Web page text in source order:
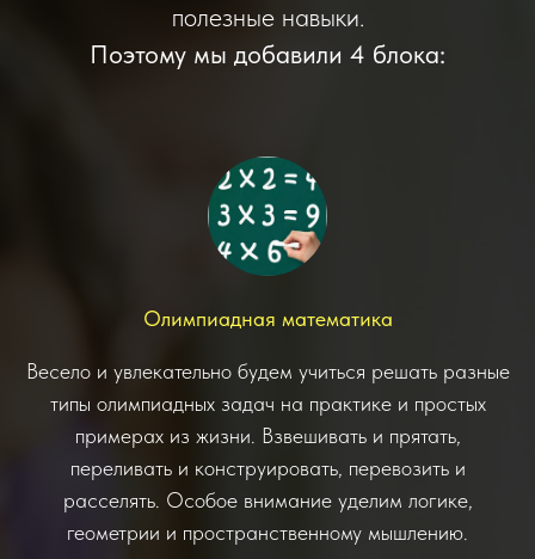
полезные навыки.
Поэтому мы добавили 4 блока:
Олимпиадная математика
Весело и увлекательно будем учиться решать разные
типы олимпиадных задач на практике и простых
примерах из жизни. Взвешивать и прятать,
переливать и конструировать, перевозить и
расселять. Особое внимание уделим логике,
геометрии и пространственному мышлению.